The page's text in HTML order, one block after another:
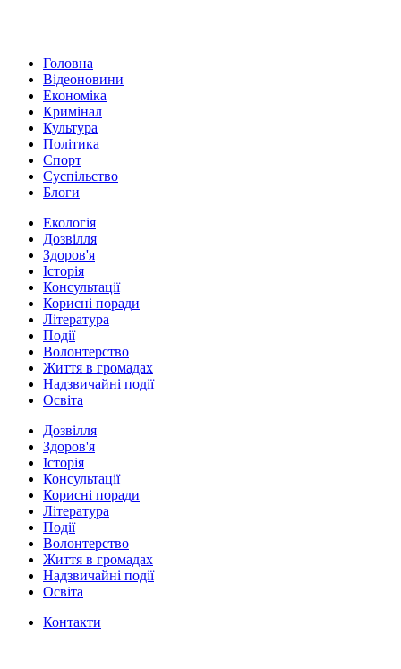
Головна
Відеоновини
Економіка
Кримінал
Культура
Політика
Спорт
Суспільство
Блоги
Екологія
Дозвілля
Здоров'я
Історія
Консультації
Корисні поради
Література
Події
Волонтерство
Життя в громадах
Надзвичайні події
Освіта
Дозвілля
Здоров'я
Історія
Консультації
Корисні поради
Література
Події
Волонтерство
Життя в громадах
Надзвичайні події
Освіта
Контакти